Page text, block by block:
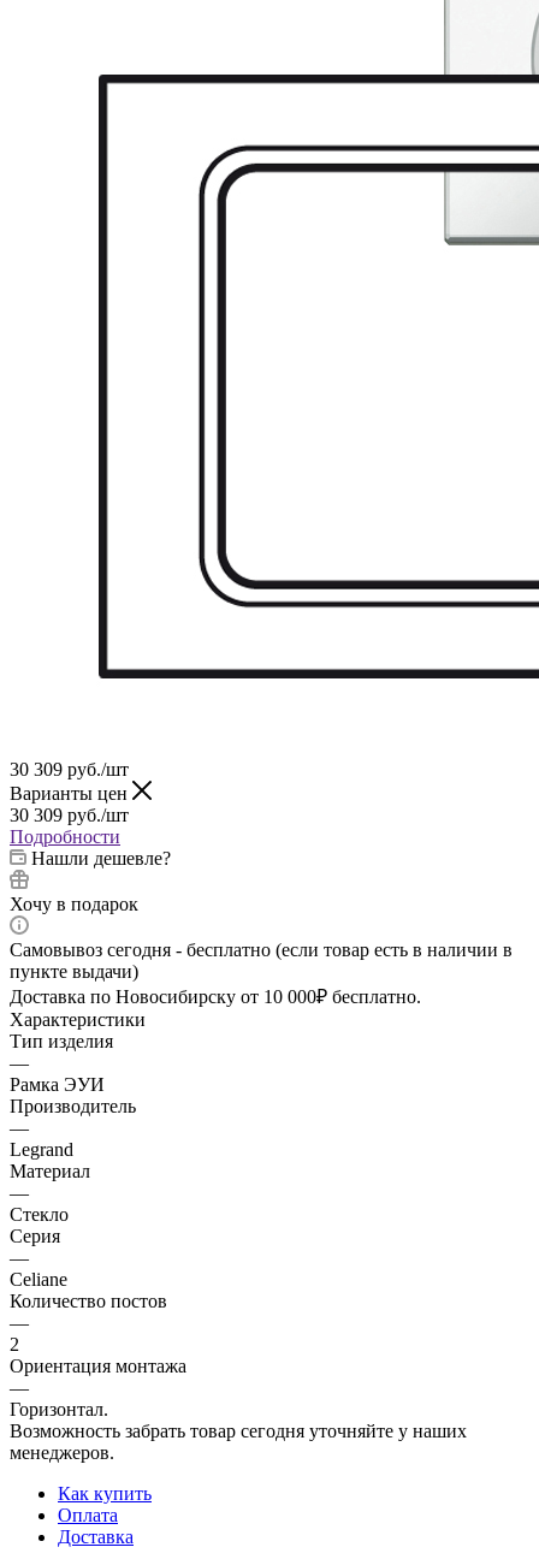
30 309 руб./шт
Варианты цен
30 309 руб./шт
Подробности
Нашли дешевле?
Хочу в подарок
Самовывоз сегодня - бесплатно (если товар есть в наличии в
пункте выдачи)
Доставка по Новосибирску от 10 000₽ бесплатно.
Характеристики
Тип изделия
—
Рамка ЭУИ
Производитель
—
Legrand
Материал
—
Стекло
Серия
—
Celiane
Количество постов
—
2
Ориентация монтажа
—
Горизонтал.
Возможность забрать товар сегодня уточняйте у наших
менеджеров.
Как купить
Оплата
Доставка